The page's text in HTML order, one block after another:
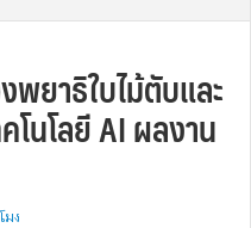
พยาธิใบไม้ตับและ
นโลยี AI ผลงาน
มง